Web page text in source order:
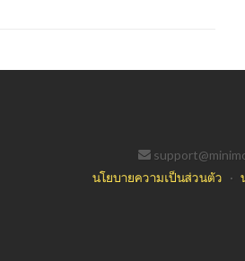
นโยบายความเป็นส่วนตัว ·